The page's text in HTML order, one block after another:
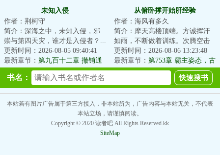
未知入侵
作者：荆柯守
简介：深海之中，未知入侵，邪
崇与第四天灾，谁才是入侵者？...
更新时间：2026-08-05 09:40:41
最新章节： 第九百十二章 撤销通
从俯卧撑开始肝经验
作者：海风有多久
简介：摩天高楼顶端。方诚挥汗
如雨，不断做着训练。次腾空击
掌俯卧撑。次二指禅俯卧撑。次
单臂引体向上。...
更新时间：2026-08-06 13:23:48
最新章节： 第753章 霸主姿态，古
槐村的变化
书名：
本站若有图片广告属于第三方接入，非本站所为，广告内容与本站无关，不代表
本站立场，请谨慎阅读。
Copyright © 2020 读者吧 All Rights Reserved.kk
SiteMap